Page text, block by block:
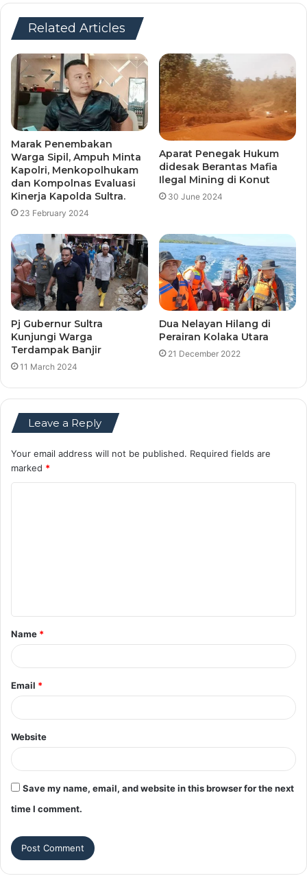
Related Articles
Marak Penembakan
Warga Sipil, Ampuh Minta
Kapolri, Menkopolhukam
dan Kompolnas Evaluasi
Kinerja Kapolda Sultra.
23 February 2024
Aparat Penegak Hukum
didesak Berantas Mafia
Ilegal Mining di Konut
30 June 2024
Pj Gubernur Sultra
Kunjungi Warga
Terdampak Banjir
11 March 2024
Dua Nelayan Hilang di
Perairan Kolaka Utara
21 December 2022
Leave a Reply
Your email address will not be published. Required fields are
marked *
t
*
Name *
Email *
Website
Save my name, email, and website in this browser for the next
time I comment.